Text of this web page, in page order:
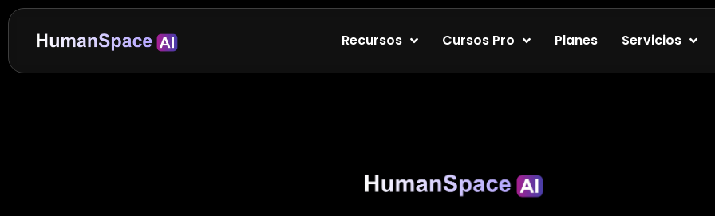
Recursos Cursos Pro Planes Servicios